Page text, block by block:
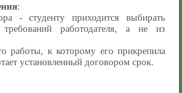
:
- студенту приходится выбирать
работодателя, а не из
работы, к которому его прикрепила
установленный договором срок.